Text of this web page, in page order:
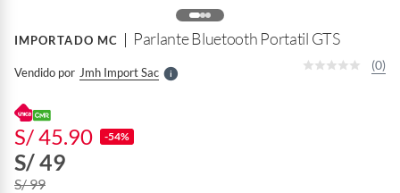
IMPORTADO MC Parlante Bluetooth Portatil GTS
Vendido por Jmh Import SacS
l
(0)
S/ 45.90 -54%
S/ 49
S/ 99